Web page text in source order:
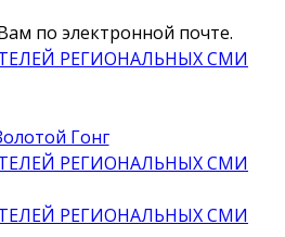
по электронной почте.